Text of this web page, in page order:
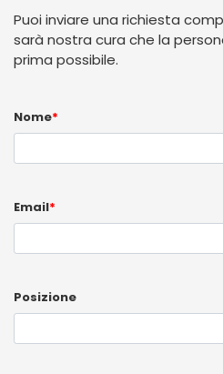
Puoi inviare una richiesta
sarà nostra cura che la
prima possibile.
Nome*
Email*
Posizione